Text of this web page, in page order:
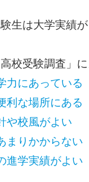
生は大学実績
校受験調査」
にあっている
な場所にある
校風がよい
りかからない
学実績がよい